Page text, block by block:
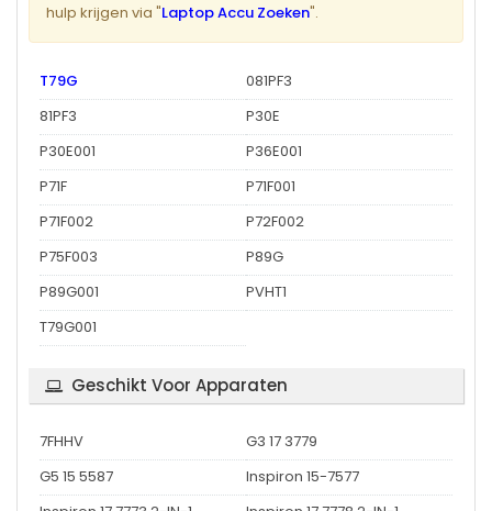
hulp krijgen via "Laptop Accu Zoeken".
T79G
081PF3
81PF3
P30E
P30E001
P36E001
P71F
P71F001
P71F002
P72F002
P75F003
P89G
P89G001
PVHT1
T79G001
Geschikt Voor Apparaten
7FHHV
G3 17 3779
G5 15 5587
Inspiron 15-7577